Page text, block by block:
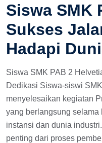
Siswa SMK
Sukses
Hadapi
Siswa SMK PAB 2
Dedikasi Siswa-siswi
menyelesaikan kegiatan
yang berlangsung
instansi dan dunia
penting dari proses